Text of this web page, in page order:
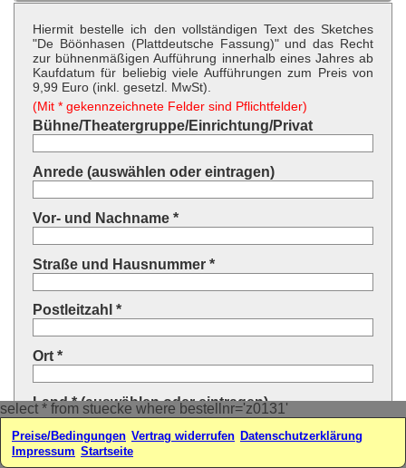
select * from stuecke where bestellnr='z0131'
Hiermit bestelle ich den vollständigen Text des Sketches
"De Böönhasen (Plattdeutsche Fassung)" und das Recht
zur bühnenmäßigen Aufführung innerhalb eines Jahres ab
Kaufdatum für beliebig viele Aufführungen zum Preis von
9,99 Euro (inkl. gesetzl. MwSt).
(Mit * gekennzeichnete Felder sind Pflichtfelder)
Bühne/Theatergruppe/Einrichtung/Privat
Anrede (auswählen oder eintragen)
Vor- und Nachname *
Straße und Hausnummer *
Postleitzahl *
Ort *
Land * (auswählen oder eintragen)
Ihre E-Mail-Adresse*
Preise/Bedingungen Vertrag widerrufen Datenschutzerklärung
Impressum Startseite